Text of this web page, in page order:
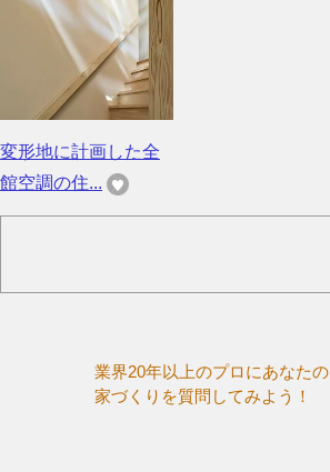
変形地に計画した全
館空調の住...
業界20年以上のプロにあなたの
家づくりを質問してみよう！